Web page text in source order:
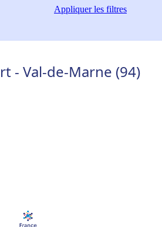
Appliquerles filtres
- Val-de-Marne (94)